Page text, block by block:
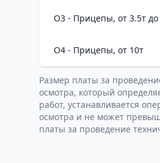
O3 - Прицепы, от 3.5т до
O4 - Прицепы, от 10т
Размер платы за
осмотра, который
работ, устанавливается
осмотра и не может
платы за проведение